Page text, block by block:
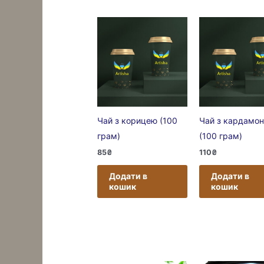
Чай з корицею (100
грам)
85₴
Додати в
кошик
Чай з
(100 грам)
110₴
Додати в
кошик